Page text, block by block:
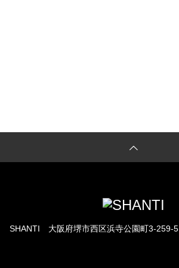
SHANTI 大阪府堺市西区浜寺公園町3-259-5